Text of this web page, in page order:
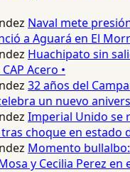
Naval mete
a Aguará en El
Huachipato sin
Acero •
32 años del
un nuevo
Imperial Unido se
choque en estado
Momento
y Cecilia Perez en